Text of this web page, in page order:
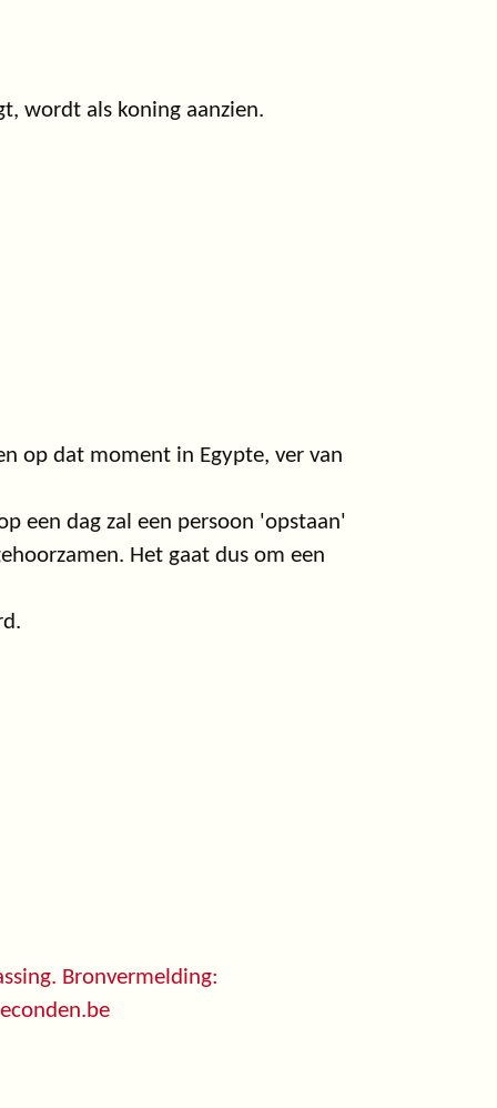
wordt als koning aanzien.
op dat moment in Egypte, ver van
een dag zal een persoon 'opstaan'
Het gaat dus om een
Bronvermelding: